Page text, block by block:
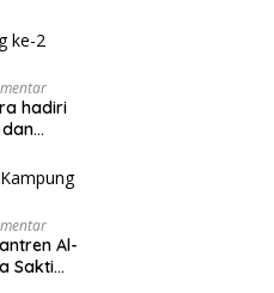
hadiri
dan
Al-
Sakti